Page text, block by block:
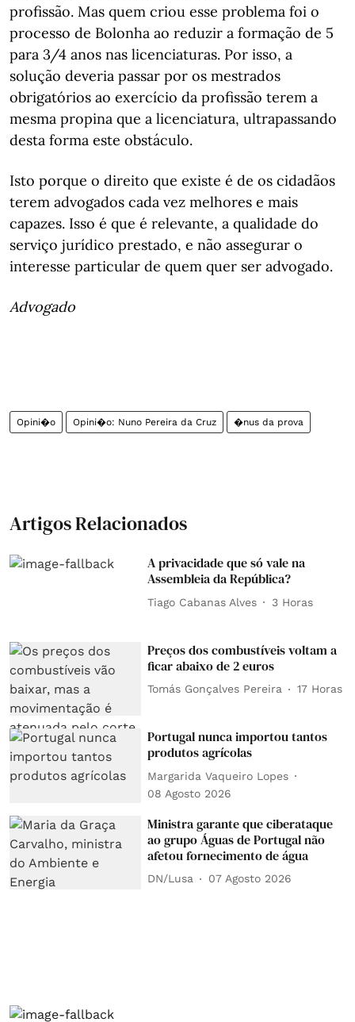
profissão. Mas quem criou esse problema foi o
processo de Bolonha ao reduzir a formação de 5
para 3/4 anos nas licenciaturas. Por isso, a
solução deveria passar por os mestrados
obrigatórios ao exercício da profissão terem a
mesma propina que a licenciatura, ultrapassando
desta forma este obstáculo.
Isto porque o direito que existe é de os cidadãos
terem advogados cada vez melhores e mais
capazes. Isso é que é relevante, a qualidade do
serviço jurídico prestado, e não assegurar o
interesse particular de quem quer ser advogado.
Advogado
Opini�o Opini�o: Nuno Pereira da Cruz �nus da prova
Artigos Relacionados
A privacidade que só vale na
Assembleia da República?
Tiago Cabanas Alves 3 Horas
Preços dos combustíveis voltam a
ficar abaixo de 2 euros
Tomás Gonçalves Pereira 17 Horas
Portugal nunca importou tantos
produtos agrícolas
Margarida Vaqueiro Lopes
08 Agosto 2026
Ministra garante que ciberataque
ao grupo Águas de Portugal não
afetou fornecimento de água
DN/Lusa 07 Agosto 2026